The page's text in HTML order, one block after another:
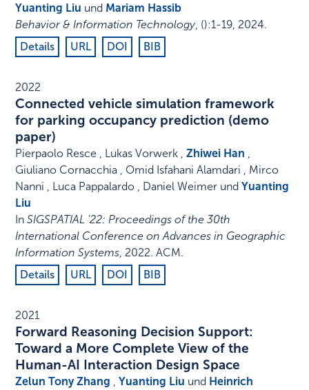
Yuanting Liu und Mariam Hassib
Behavior & Information Technology, ():1-19, 2024.
Details
URL DOI BIB
2022
Connected vehicle simulation framework
for parking occupancy prediction (demo
paper)
Pierpaolo Resce , Lukas Vorwerk ,Zhiwei Han ,
Giuliano Cornacchia , Omid Isfahani Alamdari , Mirco
Nanni , Luca Pappalardo , Daniel Weimer undYuanting
Liu
InSIGSPATIAL '22: Proceedings of the 30th
International Conference on Advances in Geographic
Information Systems, 2022.ACM.
Details
URL DOI BIB
2021
Forward Reasoning Decision Support:
Toward a More Complete View of the
Human-AI Interaction Design Space
Zelun Tony Zhang ,Yuanting Liu und Heinrich